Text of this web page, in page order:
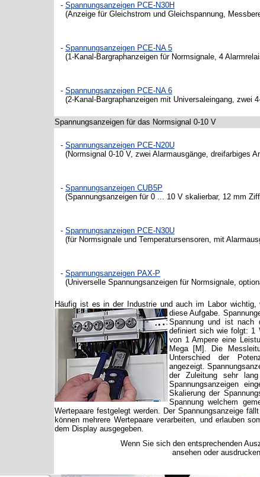
- Spannungsanzeigen PCE-N30H
(Anzeige für Gleichstrom und Gleichspannung,
- Spannungsanzeigen PCE-NA 5
(1-Kanal-Bargraphanzeigen für Normsignale, 4
- Spannungsanzeigen PCE-NA 6
(2-Kanal-Bargraphanzeigen mit Universaleingang, zwei
Spannungsanzeigen für das Normsignal 0-10 V
- Spannungsanzeigen PCE-N20U
(Normsignal 0-10 V, zwei Alarmausgänge, dreifarbiges
- Spannungsanzeigen CUB5P
(Spannungsanzeigen für 0 ... 10 V skalierbar, 12 mm
- Spannungsanzeigen PCE-N30U
(für Normsignale und Temperatursensoren, mit
- Spannungsanzeigen PAX-P
(Universelle Spannungsanzeigen für Normsignale,
Häufig ist es in der Industrie und auch im Labor wichtig,
diese Aufgabe.
Spannung und ist nach
definiert sich wie folgt: 1
von 1 Ampere eine
Mega [M]. Die
Unterschied der
angezeigt.
der Zuleitung sehr
Spannungsanzeigen
Skalierung der
Spannung welchem
Wertepaare festgelegt werden. Der Spannungsanzeige
können mehrere Wertepaare verarbeiten, und erlauben
dem Display ausgegeben.
Wenn Sie sich den entsprechenden
ansehen oder